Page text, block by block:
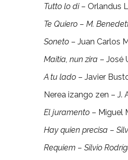
Tutto lo di – Orlandus
Te Quiero – M.
Soneto – Juan Carlos
Maitia, nun zira – José
A tu lado – Javier
Nerea izango zen – J.
El juramento – Miguel
Hay quien precisa –
Requiem – Silvio